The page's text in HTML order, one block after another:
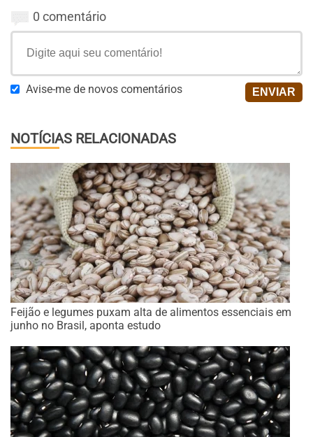
0 comentário
Avise-me de novos comentários
NOTÍCIAS RELACIONADAS
Feijão e legumes puxam alta de alimentos essenciais em
junho no Brasil, aponta estudo